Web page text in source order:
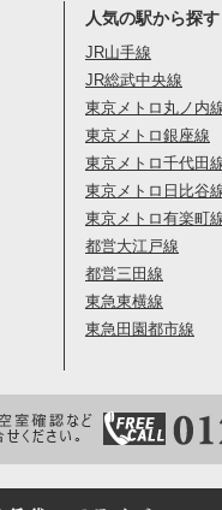
人気の駅から探す
JR山手線
JR総武中央線
東京メトロ丸ノ内
東京メトロ銀座線
東京メトロ千代田
東京メトロ日比谷
東京メトロ有楽町
都営大江戸線
都営三田線
東急東横線
東急田園都市線